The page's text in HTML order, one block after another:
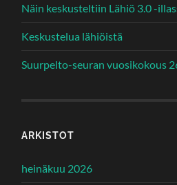
Näin keskusteltiin Lähiö 3.0 -
Keskustelua lähiöistä
Suurpelto-seuran vuosikokous
ARKISTOT
heinäkuu 2026